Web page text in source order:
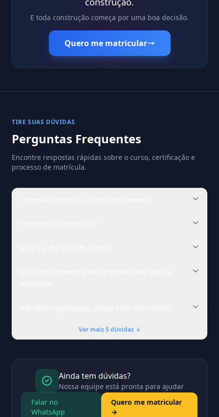
E toda construção começa por uma boa decisão.
Quero me matricular
TIRE SUAS DÚVIDAS
Perguntas Frequentes
Encontre respostas rápidas sobre o curso, certificação e
processo de matrícula.
Ver mais 5 dúvidas ↓
Ainda tem dúvidas?
Nossa equipe está pronta para ajudar
Falar no
WhatsApp
Quero me matricular
→